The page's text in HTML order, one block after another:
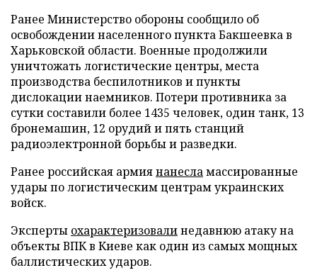
Ранее Министерство обороны сообщило об
освобождении населенного пункта Бакшеевка в
Харьковской области. Военные продолжили
уничтожать логистические центры, места
производства беспилотников и пункты
дислокации наемников. Потери противника за
сутки составили более 1435 человек, один танк, 13
бронемашин, 12 орудий и пять станций
радиоэлектронной борьбы и разведки.
Ранее российская армиянанесламассированные
удары по логистическим центрам украинских
войск.
Эксперты охарактеризовалинедавнюю атаку на
объекты ВПК в Киеве как один из самых мощных
баллистических ударов.